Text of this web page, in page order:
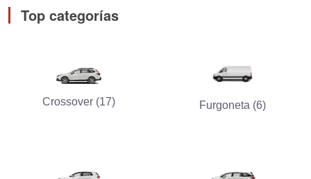
Top categorías
Crossover (17) Furgoneta (6)